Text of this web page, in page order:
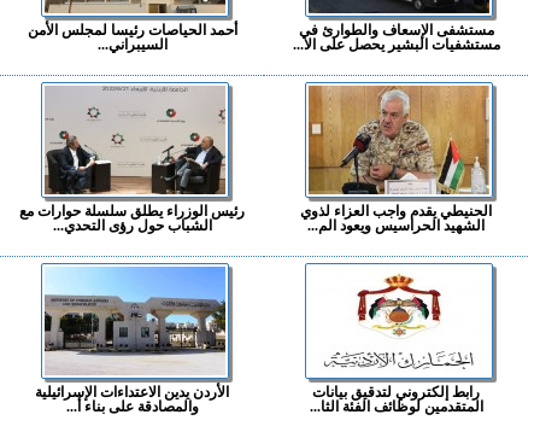
مستشفى الإسعاف والطوارئ في
مستشفيات البشير يحصل على الا...
أحمد الحياصات رئيسا لمجلس الأمن
السيبراني...
الحنيطي يقدم واجب العزاء لذوي
الشهيد الحراسيس ويعود الم...
رئيس الوزراء يطلق سلسلة حوارات مع
الشباب حول رؤى التحدي...
رابط إلكتروني لتدقيق بيانات
المتقدمين لوظائف الفئة الثا...
الأردن يدين الاعتداءات الإسرائيلية
والمصادقة على بناء أ...